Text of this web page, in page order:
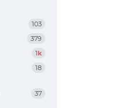
103
379
1k
18
37